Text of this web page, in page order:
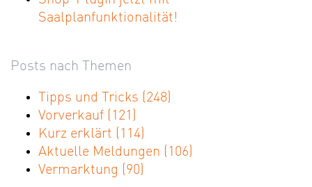
Saalplanfunktionalität!
Posts nach Themen
Tipps und Tricks (248)
Vorverkauf (121)
Kurz erklärt (114)
Aktuelle Meldungen (106)
Vermarktung (90)